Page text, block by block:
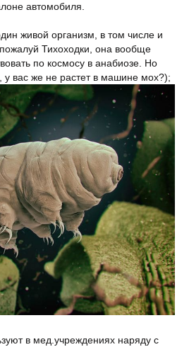
автомобиля.
живой организм, в том числе и
Тихоходки, она вообще
по космосу в анабиозе. Но
у вас же не растет в машине мох?);
в мед.учреждениях наряду с